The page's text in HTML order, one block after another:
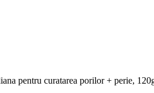
pentru curatarea porilor + perie,